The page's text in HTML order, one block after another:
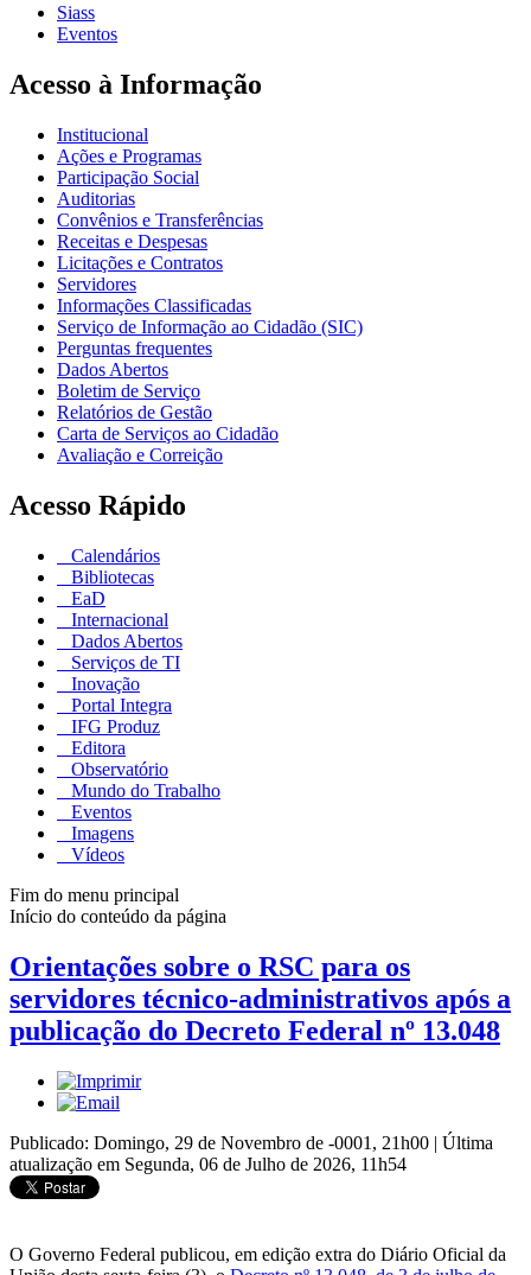
Siass
Eventos
Acesso à Informação
Institucional
Ações e Programas
Participação Social
Auditorias
Convênios e Transferências
Receitas e Despesas
Licitações e Contratos
Servidores
Informações Classificadas
Serviço de Informação ao Cidadão (SIC)
Perguntas frequentes
Dados Abertos
Boletim de Serviço
Relatórios de Gestão
Carta de Serviços ao Cidadão
Avaliação e Correição
Acesso Rápido
Calendários
Bibliotecas
EaD
Internacional
Dados Abertos
Serviços de TI
Inovação
Portal Integra
IFG Produz
Editora
Observatório
Mundo do Trabalho
Eventos
Imagens
Vídeos
Fim do menu principal
Início do conteúdo da página
Orientações sobre o RSC para os
servidores técnico-administrativos após a
publicação do Decreto Federal nº 13.048
Publicado: Domingo, 29 de Novembro de -0001, 21h00 | Última
atualização em Segunda, 06 de Julho de 2026, 11h54
O Governo Federal publicou, em edição extra do Diário Oficial da